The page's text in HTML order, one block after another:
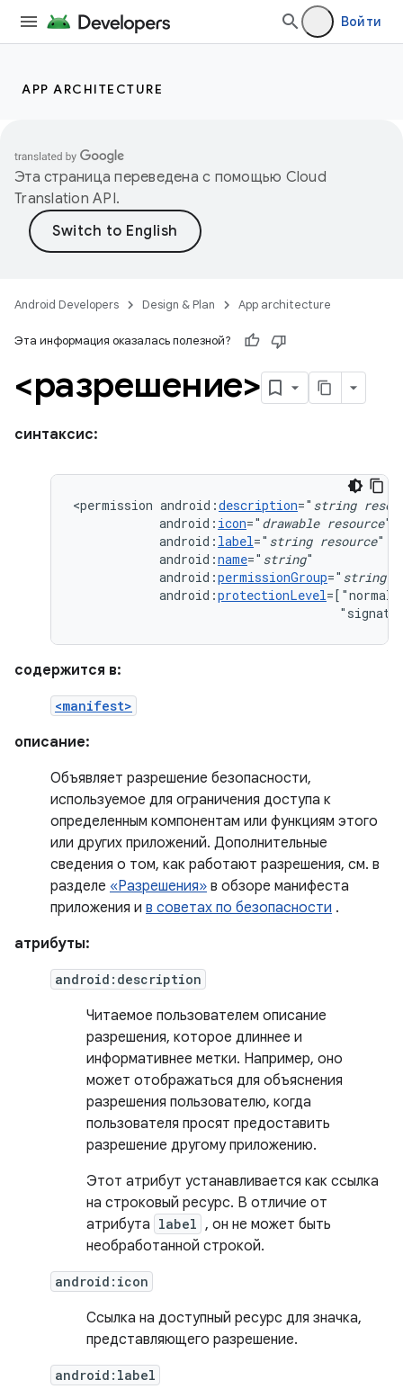
Войти
APP ARCHITECTURE
Эта страница переведена с помощью Cloud
Translation API.
Android Developers Design & Plan App architecture
Эта информация оказалась полезной?
<разрешение>
синтаксис:
<permission android:description=" string
android: icon=" drawable resource
android: label=" string resource
android:name=" string
android:permissionGroup=" string
android:protectionLevel=["normal"
содержится в:
<manifest>
описание:
Объявляет разрешение безопасности,
используемое для ограничения доступа к
определенным компонентам или функциям этого
или других приложений. Дополнительные
сведения о том, как работают разрешения, см. в
разделе «Разрешения» в обзоре манифеста
приложения и в советах по безопасности .
атрибуты:
android:description
Читаемое пользователем описание
разрешения, которое длиннее и
информативнее метки. Например, оно
может отображаться для объяснения
разрешения пользователю, когда
пользователя просят предоставить
разрешение другому приложению.
Этот атрибут устанавливается как ссылка
на строковый ресурс. В отличие от
атрибута label , он не может быть
необработанной строкой.
android:icon
Ссылка на доступный ресурс для значка,
представляющего разрешение.
android:label